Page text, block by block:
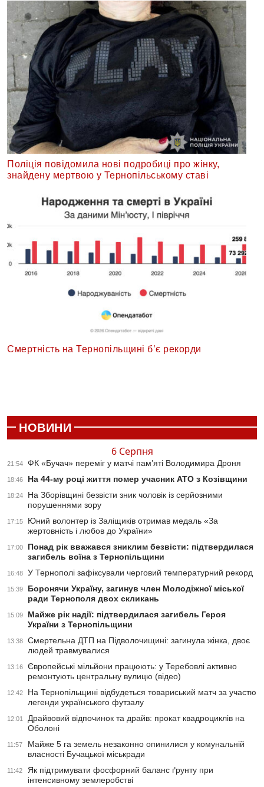
Поліція повідомила нові подробиці про жінку,
знайдену мертвою у Тернопільському ставі
Смертність на Тернопільщині б’є рекорди
НОВИНИ
6 Серпня
21:54 ФК «Бучач» переміг у матчі пам’яті Володимира Дроня
18:46 На 44-му році життя помер учасник АТО з Козівщини
18:24
На Зборівщині безвісти зник чоловік із серйозними
порушеннями зору
17:15
Юний волонтер із Заліщиків отримав медаль «За
жертовність і любов до України»
17:00
Понад рік вважався зниклим безвісти: підтвердилася
загибель воїна з Тернопільщини
16:48 У Тернополі зафіксували черговий температурний рекорд
15:39
Боронячи Україну, загинув член Молодіжної міської
ради Тернополя двох скликань
15:09
Майже рік надії: підтвердилася загибель Героя
України з Тернопільщини
13:38
Смертельна ДТП на Підволочищині: загинула жінка, двоє
людей травмувалися
13:16
Європейські мільйони працюють: у Теребовлі активно
ремонтують центральну вулицю (відео)
12:42
На Тернопільщині відбудеться товариський матч за участю
легенди українського футзалу
12:01
Драйвовий відпочинок та драйв: прокат квадроциклів на
Оболоні
11:57
Майже 5 га земель незаконно опинилися у комунальній
власності Бучацької міськради
11:42
Як підтримувати фосфорний баланс ґрунту при
інтенсивному землеробстві